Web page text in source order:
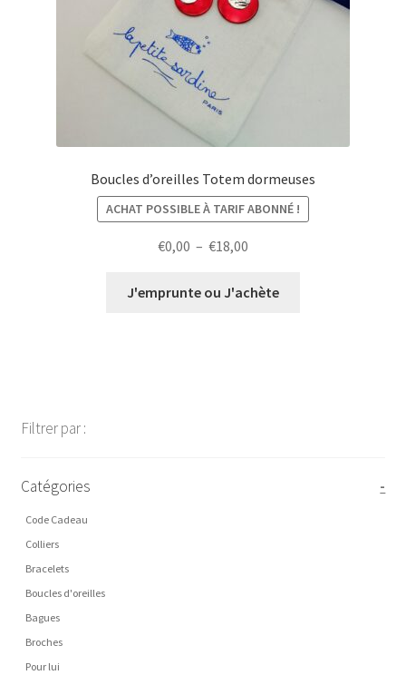
Boucles d’oreilles Totem dormeuses
ACHAT POSSIBLE À TARIF ABONNÉ !
€0,00 – €18,00
prix :
J'emprunte ou J'achète
Filtrer par :
Catégories -
Code Cadeau
Colliers
Bracelets
Boucles d'oreilles
Bagues
Broches
Pour lui